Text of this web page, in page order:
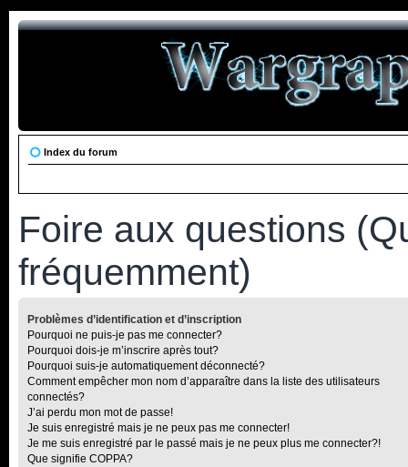
Index du forum
Foire aux questions
fréquemment)
Problèmes d’identification et d’inscription
Pourquoi ne puis-je pas me connecter?
Pourquoi dois-je m’inscrire après tout?
Pourquoi suis-je automatiquement déconnecté?
Comment empêcher mon nom d’apparaître dans la liste des utilisateurs
connectés?
J’ai perdu mon mot de passe!
Je suis enregistré mais je ne peux pas me connecter!
Je me suis enregistré par le passé mais je ne peux plus me connecter?!
Que signifie COPPA?